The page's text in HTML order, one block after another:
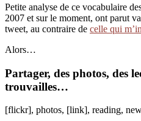
Petite analyse de ce vocabulaire
2007 et sur le moment, ont parut
tweet, au contraire de celle qui
Alors…
Partager, des photos, des
trouvailles…
[flickr], photos, [link], reading,